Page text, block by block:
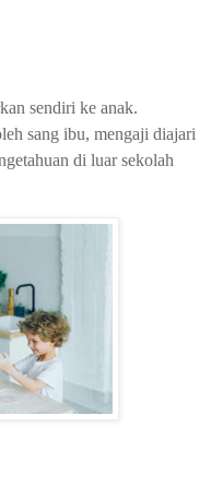
sendiri ke anak.
sang ibu, mengaji diajari
di luar sekolah